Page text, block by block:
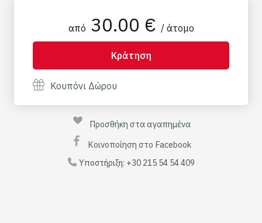
από 30.00 € / άτομο
Κράτηση
Κουπόνι Δώρου
Προσθήκη στα αγαπημένα
Κοινοποίηση στο Facebook
Υποστήριξη: +30 215 54 54 409